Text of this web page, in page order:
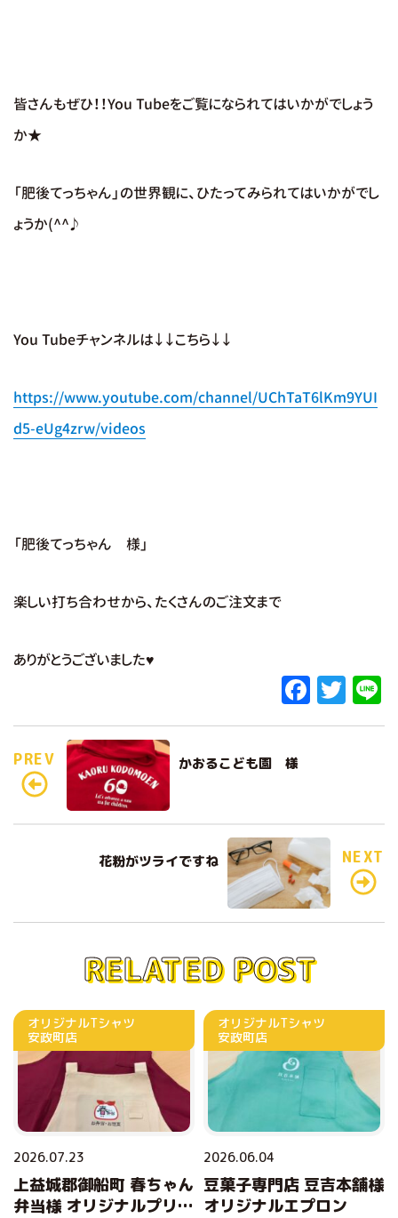
皆さんもぜひ！！You Tubeをご覧になられてはいかがでしょう
か★
「肥後てっちゃん」の世界観に、ひたってみられてはいかがでし
ょうか(^^♪
You Tubeチャンネルは↓↓こちら↓↓
https://www.youtube.com/channel/UChTaT6lKm9YUI
d5-eUg4zrw/videos
「肥後てっちゃん 様」
楽しい打ち合わせから、たくさんのご注文まで
ありがとうございました♥
F
a
o
o
k
T
w n
PREV かおるこども園 様
花粉がツライですね NEXT
RELATED POST
オリジナルTシャツ
安政町店
2026.07.23
上益城郡御船町 春ちゃん
弁当様 オリジナルプリン
オリジナルTシャツ
安政町店
2026.06.04
豆菓子専門店 豆吉本舗様
オリジナルエプロン